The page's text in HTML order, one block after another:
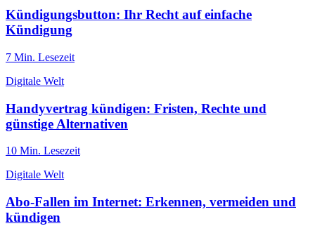
Kündigungsbutton: Ihr Recht auf einfache
Kündigung
7 Min. Lesezeit
Digitale Welt
Handyvertrag kündigen: Fristen, Rechte und
günstige Alternativen
10 Min. Lesezeit
Digitale Welt
Abo-Fallen im Internet: Erkennen, vermeiden und
kündigen